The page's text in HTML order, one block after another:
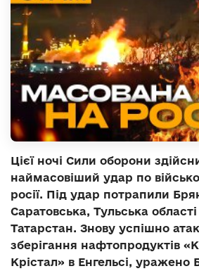
Цієї ночі Сили оборони
наймасовіший удар по
росії. Під удар потрапили
Саратовська, Тульська
Татарстан. Знову успішно
зберігання нафтопродуктів
Крістал» в Енгельсі, уражено